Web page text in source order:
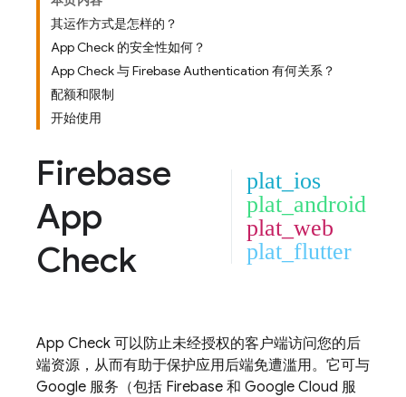
其运作方式是怎样的？
App Check 的安全性如何？
App Check 与 Firebase Authentication 有何关系？
配额和限制
开始使用
Firebase
App
Check
plat_ios
plat_android
plat_web
plat_flutter
App Check 可以防止未经授权的客户端访问您的后
端资源，从而有助于保护应用后端免遭滥用。它可与
Google 服务（包括 Firebase 和 Google Cloud 服